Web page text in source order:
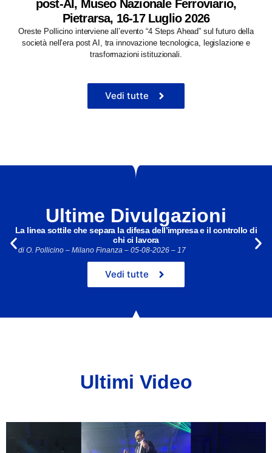
post-AI, Museo Nazionale Ferroviario,
Pietrarsa, 16-17 Luglio 2026
Oreste Pollicino interviene all’evento “4 Steps Ahead” sul futuro della
società nell’era post AI, tra innovazione tecnologica, legislazione e
trasformazioni istituzionali.
Vedi tutte
Ultime Divulgazioni
La linea sottile che separa la difesa dell’impresa e il controllo di
chi ci lavora
di O. Pollicino – Milano Finanza – 05-08-2026 – 17
Vedi tutte
Ultimi Video